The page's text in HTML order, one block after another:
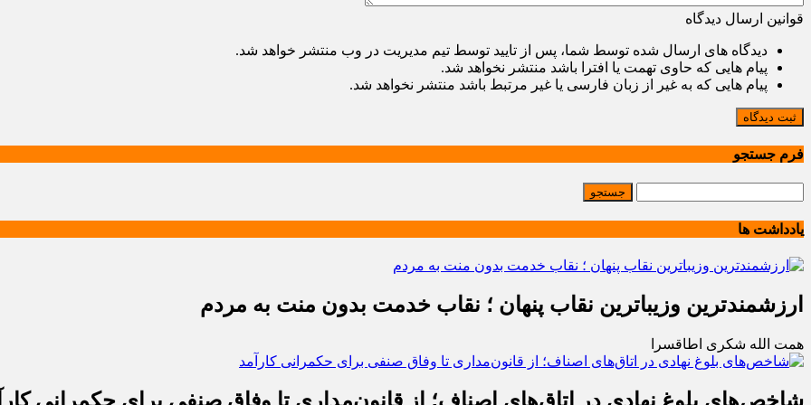
قوانین ارسال دیدگاه
دیدگاه های ارسال شده توسط شما، پس از تایید توسط تیم مدیریت در وب منتشر خواهد شد.
پیام هایی که حاوی تهمت یا افترا باشد منتشر نخواهد شد.
پیام هایی که به غیر از زبان فارسی یا غیر مرتبط باشد منتشر نخواهد شد.
ثبت دیدگاه
فرم جستجو
یادداشت ها
ارزشمندترین وزیباترین نقاب پنهان ؛ نقاب خدمت بدون منت به مردم
همت الله شکری اطاقسرا